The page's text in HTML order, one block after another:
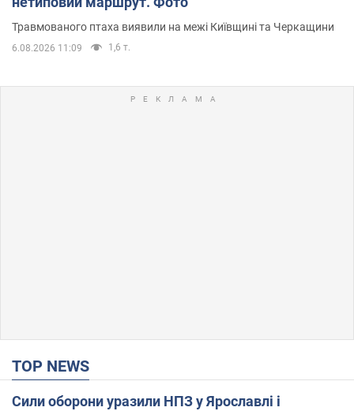
Травмованого птаха виявили на межі Київщині та Черкащини
6.08.2026 11:09 1,6 т.
TOP NEWS
Сили оборони уразили НПЗ у Ярославлі і